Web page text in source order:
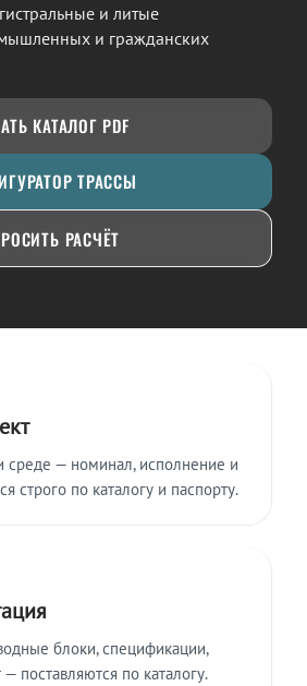
и литые
и гражданских
КАТАЛОГ PDF
ТРАССЫ
РАСЧЁТ
среде — номинал, исполнение и
строго по каталогу и паспорту.
блоки, спецификации,
поставляются по каталогу.